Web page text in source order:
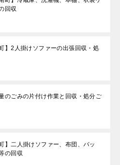
回収
】2人掛けソファーの出張回収・処
のごみの片付け作業と回収・処分ご
】二人掛けソファー、布団、バッ
の回収